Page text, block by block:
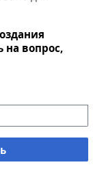
на вопрос,